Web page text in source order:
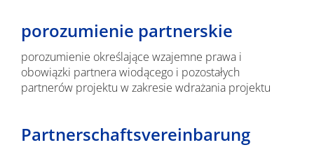
porozumienie partnerskie
porozumienie określające wzajemne prawa i
obowiązki partnera wiodącego i pozostałych
partnerów projektu w zakresie wdrażania projektu
Partnerschaftsvereinbarung